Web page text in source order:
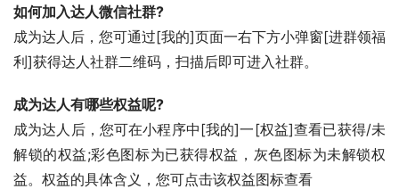
如何加入达人微信社群?
成为达人后，您可通过[我的]页面一右下方小弹窗[进群领福
利]获得达人社群二维码，扫描后即可进入社群。
成为达人有哪些权益呢?
成为达人后，您可在小程序中[我的]一[权益]查看已获得/未
解锁的权益;彩色图标为已获得权益，灰色图标为未解锁权
益。权益的具体含义，您可点击该权益图标查看